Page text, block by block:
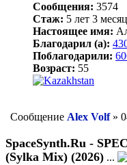
Сообщения: 3574
Стаж: 5 лет 3
Настоящее имя:
Благодарил (а):
Поблагодарили:
Возраст: 55
Сообщение Alex Volf»
SpaceSynth.Ru -
(Sylka Mix) (2026) ...